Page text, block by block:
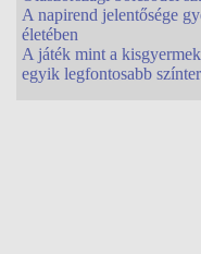
A napirend jelentősége
életében
A játék mint a
egyik legfontosabb